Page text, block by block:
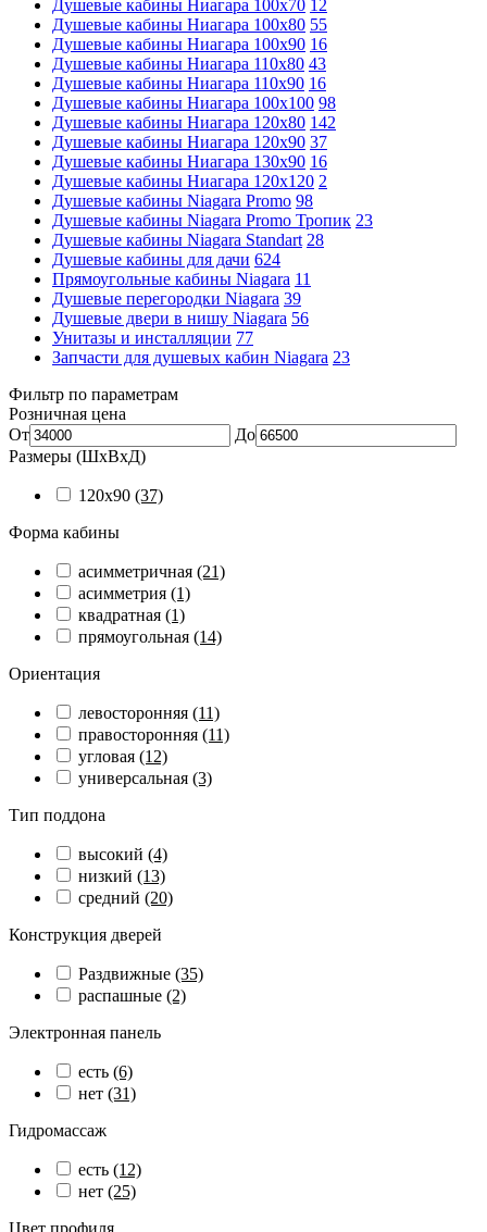
Душевые кабины Ниагара 100x70 12
Душевые кабины Ниагара 100x80 55
Душевые кабины Ниагара 100x90 16
Душевые кабины Ниагара 110x80 43
Душевые кабины Ниагара 110x90 16
Душевые кабины Ниагара 100x100 98
Душевые кабины Ниагара 120x80 142
Душевые кабины Ниагара 120x90 37
Душевые кабины Ниагара 130x90 16
Душевые кабины Ниагара 120x120 2
Душевые кабины Niagara Promo 98
Душевые кабины Niagara Promo Тропик 23
Душевые кабины Niagara Standart 28
Душевые кабины для дачи 624
Прямоугольные кабины Niagara 11
Душевые перегородки Niagara 39
Душевые двери в нишу Niagara 56
Унитазы и инсталляции 77
Запчасти для душевых кабин Niagara 23
Фильтр по параметрам
Розничная цена
От
До
Размеры (ШхВхД)
120x90 (37)
Форма кабины
асимметричная (21)
асимметрия (1)
квадратная (1)
прямоугольная (14)
Ориентация
левосторонняя (11)
правосторонняя (11)
угловая (12)
универсальная (3)
Тип поддона
высокий (4)
низкий (13)
средний (20)
Конструкция дверей
Раздвижные (35)
распашные (2)
Электронная панель
есть (6)
нет (31)
Гидромассаж
есть (12)
нет (25)
Цвет профиля